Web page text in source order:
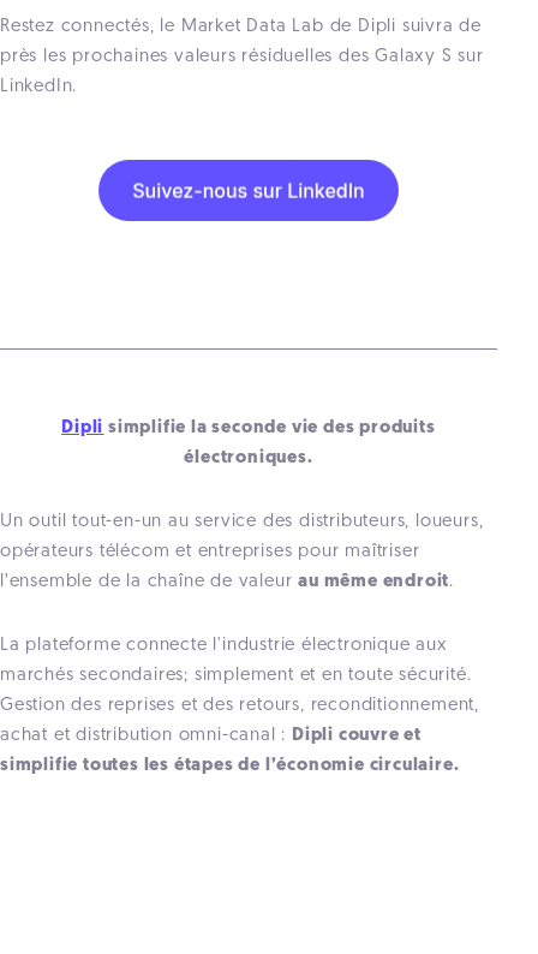
Restez connectés, le Market Data Lab de Dipli suivra de
près les prochaines valeurs résiduelles des Galaxy S sur
LinkedIn.
Dipli simplifie la seconde vie des produits
électroniques.
Un outil tout-en-un au service des distributeurs, loueurs,
opérateurs télécom et entreprises pour maîtriser
l’ensemble de la chaîne de valeur au même endroit.
La plateforme connecte l'industrie électronique aux
marchés secondaires; simplement et en toute sécurité.
Gestion des reprises et des retours, reconditionnement,
achat et distribution omni-canal : Dipli couvre et
simplifie toutes les étapes de l’économie circulaire.